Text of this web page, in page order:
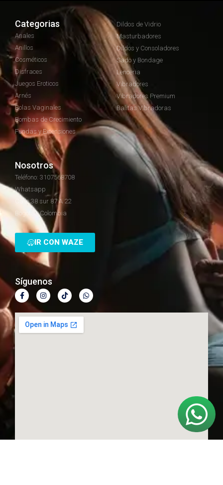
Categorias
Anales
Anillos
Cosméticos
Disfraces
Juegos Eroticos
Arnés
Bolas Vaginales
Bombas de Crecimiento
Fundas y Extensiones
Dildos de Vidrio
Masturbadores
Dildos y Consoladores
Sado y Bondage
Lenceria
Vibradores
Vibradores Premium
Balitas Vibradoras
Nosotros
Teléfono: 3107568708
Whatsapp
Calle 38 sur 87 A 22
Bogotá - Colombia
IR CON WAZE
Síguenos